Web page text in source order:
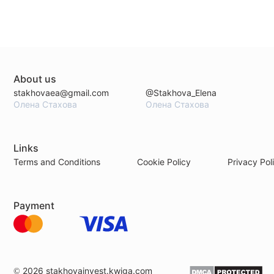
About us
stakhovaea@gmail.com
Олена Стахова
@Stakhova_Elena
Олена Стахова
Links
Terms and Conditions Cookie Policy Privacy
Payment
© 2026 stakhovainvest.kwiga.com